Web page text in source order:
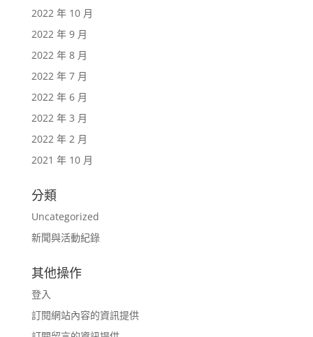
2022 年 10 月
2022 年 9 月
2022 年 8 月
2022 年 7 月
2022 年 6 月
2022 年 3 月
2022 年 2 月
2021 年 10 月
分類
Uncategorized
新聞與活動紀錄
其他操作
登入
訂閱網站內容的資訊提供